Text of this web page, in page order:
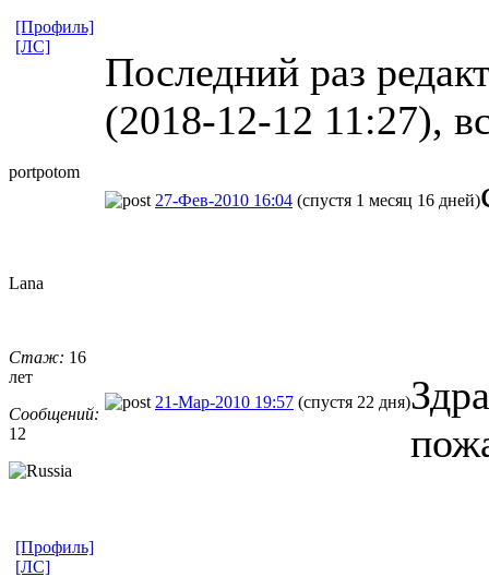
Последний раз
(2018-12-12 11:27),
[Профиль]
[ЛС]
portpotom
27-Фев-2010 16:04 (спустя 1 месяц 16 дней)
Lana
Стаж: 16
лет
Сообщений:
12
21-Мар-2010 19:57 (спустя 22 дня)
[Профиль]
[ЛС]